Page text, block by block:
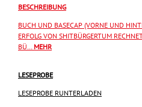
BESCHREIBUNG
BUCH UND BASECAP (VORNE UND
ERFOLG VON SHITBÜRGERTUM
BÜ… MEHR
LESEPROBE
LESEPROBE RUNTERLADEN